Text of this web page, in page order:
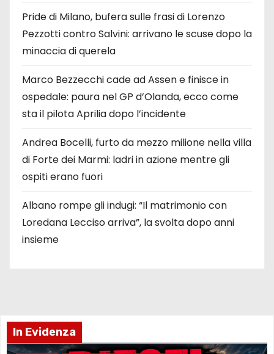
Pride di Milano, bufera sulle frasi di Lorenzo
Pezzotti contro Salvini: arrivano le scuse dopo la
minaccia di querela
Marco Bezzecchi cade ad Assen e finisce in
ospedale: paura nel GP d’Olanda, ecco come
sta il pilota Aprilia dopo l’incidente
Andrea Bocelli, furto da mezzo milione nella villa
di Forte dei Marmi: ladri in azione mentre gli
ospiti erano fuori
Albano rompe gli indugi: “Il matrimonio con
Loredana Lecciso arriva”, la svolta dopo anni
insieme
In Evidenza